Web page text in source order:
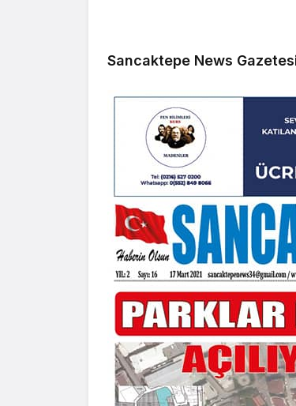
Sancaktepe News Gazetesi